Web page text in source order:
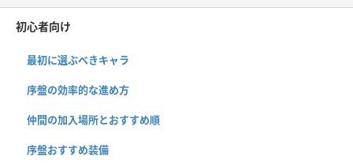
初心者向け
最初に選ぶべきキャラ
序盤の効率的な進め方
仲間の加入場所とおすすめ順
序盤おすすめ装備